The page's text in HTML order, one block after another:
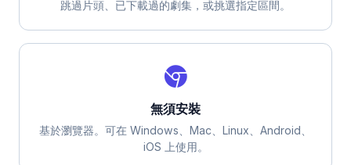
跳過片頭、已下載過的劇集，或挑選指定區間。
無須安裝
基於瀏覽器。可在 Windows、Mac、Linux、Android、
iOS 上使用。